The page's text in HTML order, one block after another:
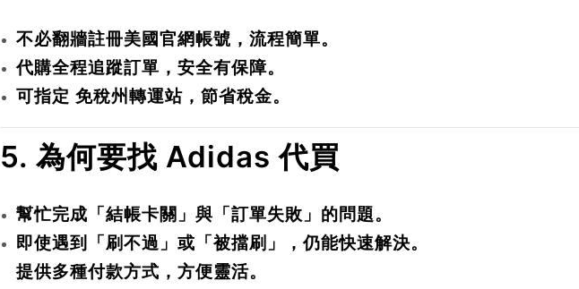
不必翻牆註冊美國官網帳號，流程簡單。
代購全程追蹤訂單，安全有保障。
可指定 免稅州轉運站，節省稅金。
5. 為何要找 Adidas 代買
幫忙完成「結帳卡關」與「訂單失敗」的問題。
即使遇到「刷不過」或「被擋刷」，仍能快速解決。
提供多種付款方式，方便靈活。